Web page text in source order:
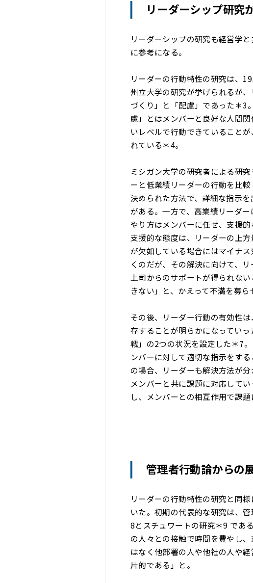
リーダーシップ研究
リーダーシップの研究も経営学
に参考になる。
リーダーの行動特性の研究は、
州立大学の研究が挙げられるが
づくり」と「配慮」であった＊3
慮」とはメンバーと良好な人間
いレベルで行動できていること
れている＊4。
ミシガン大学の研究者による研
ーと低業績リーダーの行動を比
決められた方法で、詳細な指示
がある。一方で、高業績リーダ
やり方はメンバーに任せ、支援
支援的な態度は、リーダーの上
が欠如している場合にはマイナ
くのだが、その解決に向けて、
上司からのサポートが得られな
きない」と、かえって不満を募ら
その後、リーダー行動の有効性
存することが明らかになってい
戦」の2つの状況を設定した＊7
ンバーに対して適切な指示をす
の場合、リーダーも解決方法が
メンバーと共に課題に対応して
し、メンバーとの相互作用で課
管理者行動論からの
リーダーの行動特性の研究と同
いた。初期の代表的な研究は、
8とスチュワートの研究＊9 であ
の人々との接触で時間を費やし
はなく他部署の人や他社の人や
片的である」と。